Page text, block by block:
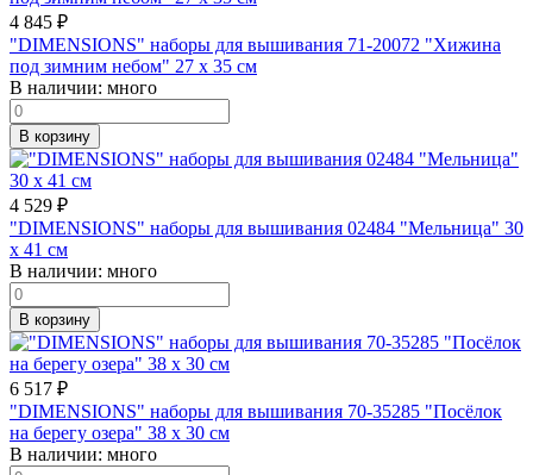
4 845 ₽
"DIMENSIONS" наборы для вышивания 71-20072 "Хижина
под зимним небом" 27 x 35 см
В наличии: много
В корзину
4 529 ₽
"DIMENSIONS" наборы для вышивания 02484 "Мельница" 30
x 41 см
В наличии: много
В корзину
6 517 ₽
"DIMENSIONS" наборы для вышивания 70-35285 "Посёлок
на берегу озера" 38 x 30 см
В наличии: много